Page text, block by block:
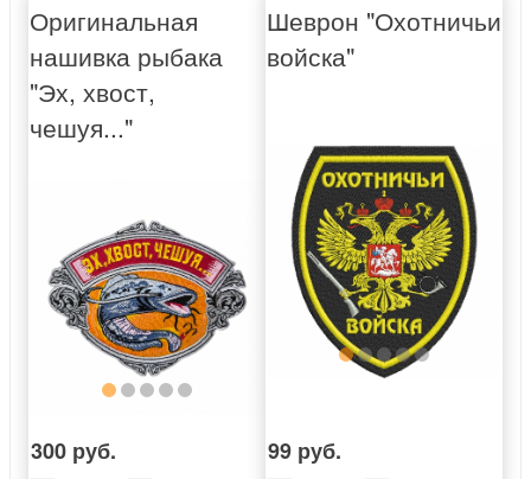
Оригинальная
нашивка рыбака
"Эх, хвост,
чешуя..."
300 руб.
Шеврон "Охотничьи
войска"
99 руб.